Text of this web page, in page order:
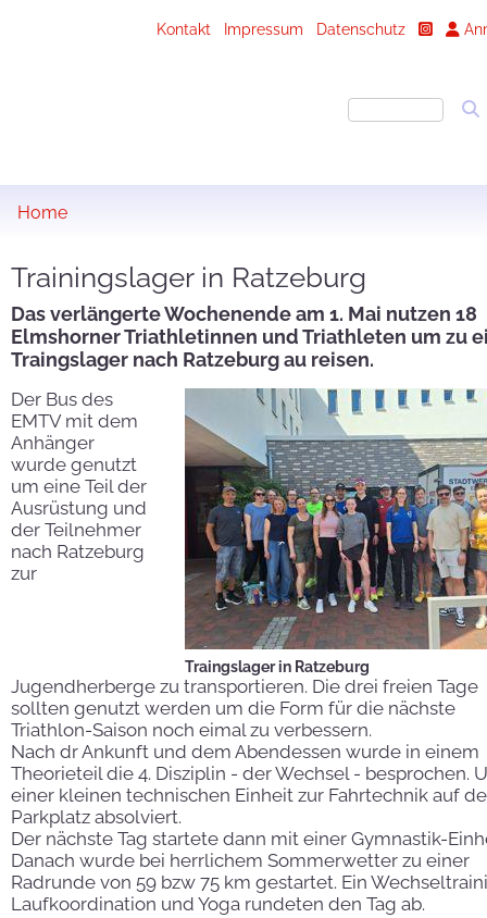
Kontakt Impressum Datenschutz
Home
Trainingslager in Ratzeburg
Das verlängerte Wochenende am 1. Mai nutzen 18
Elmshorner Triathletinnen und Triathleten um zu
Traingslager nach Ratzeburg au reisen.
Traingslager in Ratzeburg
Der Bus des
EMTV mit dem
Anhänger
wurde genutzt
um eine Teil der
Ausrüstung und
der Teilnehmer
nach Ratzeburg
zur
Jugendherberge zu transportieren. Die drei freien Tage
sollten genutzt werden um die Form für die nächste
Triathlon-Saison noch eimal zu verbessern.
Nach dr Ankunft und dem Abendessen wurde in einem
Theorieteil die 4. Disziplin - der Wechsel - besprochen.
einer kleinen technischen Einheit zur Fahrtechnik auf
Parkplatz absolviert.
Der nächste Tag startete dann mit einer Gymnastik-
Danach wurde bei herrlichem Sommerwetter zu einer
Radrunde von 59 bzw 75 km gestartet. Ein
Laufkoordination und Yoga rundeten den Tag ab.